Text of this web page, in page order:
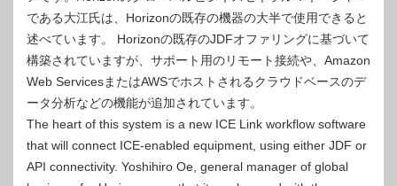
である大江氏は、Horizo​​nの既存の機器の大半で使用できると
述べています。 Horizo​​nの既存のJDFオファリングに基づいて
構築されていますが、サポート用のリモート接続や、Amazon
Web ServicesまたはAWSでホストされるクラウドベースのデ
ータ分析などの機能が追加されています。
The heart of this system is a new ICE Link workflow software
that will connect ICE-enabled equipment, using either JDF or
API connectivity. Yoshihiro Oe, general manager of global